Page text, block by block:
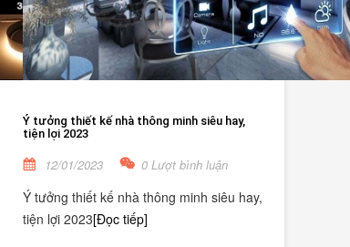
Ý tưởng thiết kế nhà thông minh siêu hay,
tiện lợi 2023
12/01/2023 0 Lượt bình luận
Ý tưởng thiết kế nhà thông minh siêu hay,
tiện lợi 2023[Đọc tiếp]